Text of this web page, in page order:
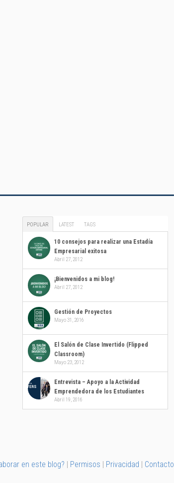
POPULAR LATEST TAGS
10 consejos para realizar una Estadía
Empresarial exitosa
Abril 27, 2012
¡Bienvenidos a mi blog!
Abril 27, 2012
Gestión de Proyectos
Mayo 31, 2016
El Salón de Clase Invertido (Flipped
Classroom)
Mayo 23, 2012
Entrevista – Apoyo a la Actividad
Emprendedora de los Estudiantes
Abril 19, 2016
en este blog? | Permisos | Privacidad | Contacto